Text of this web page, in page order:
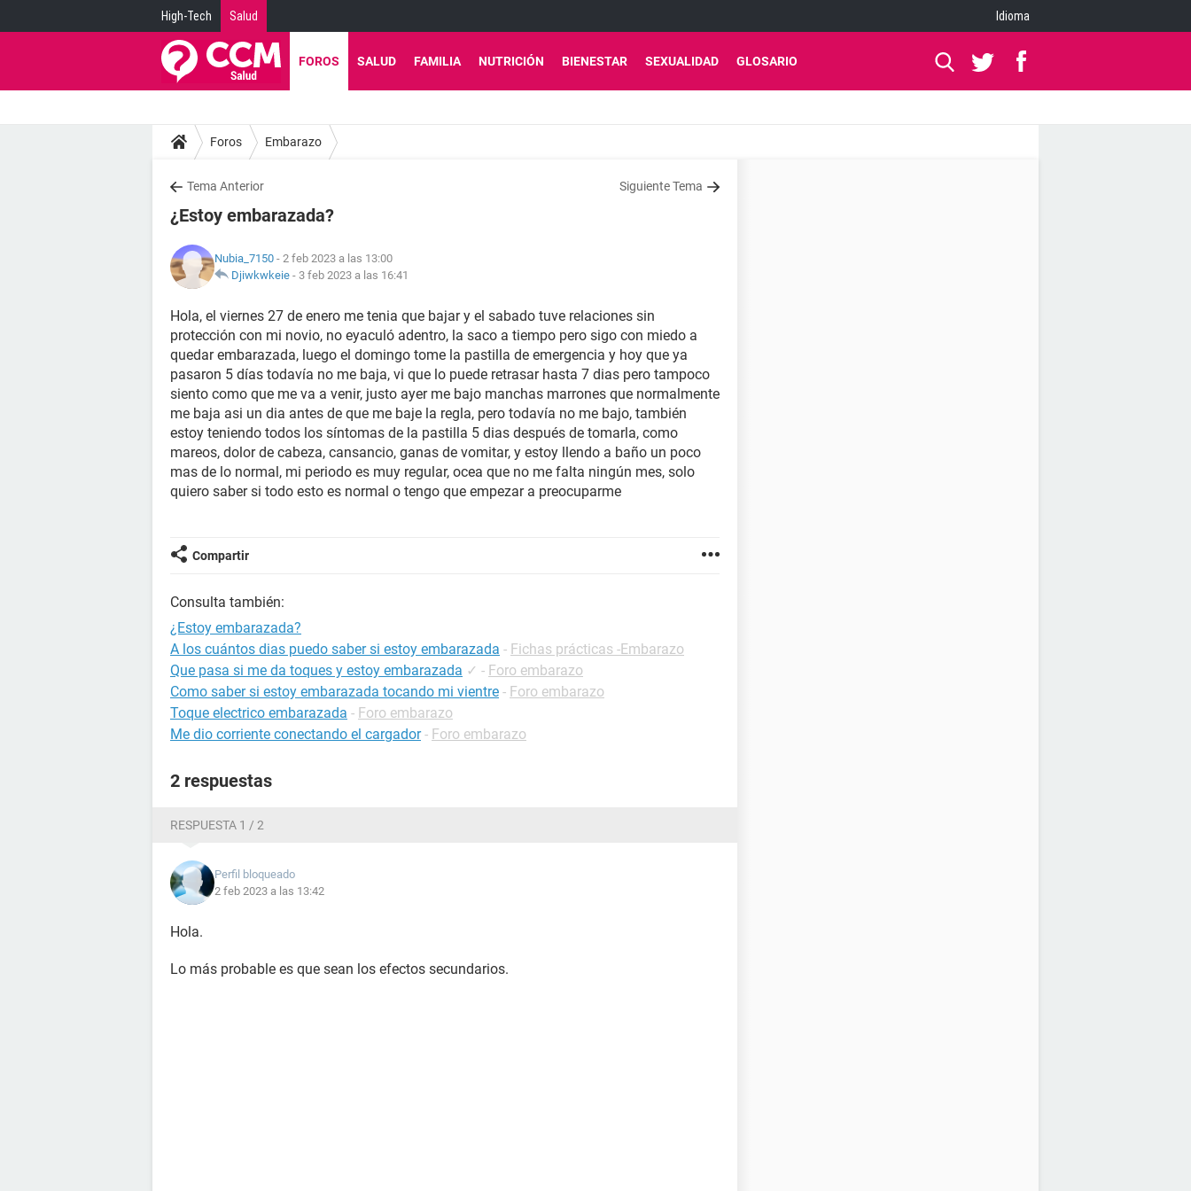
High-Tech Salud Idioma
FOROS SALUD FAMILIA NUTRICIÓN BIENESTAR SEXUALIDAD GLOSARIO
Foros Embarazo
Tema Anterior Siguiente Tema
¿Estoy embarazada?
Nubia_7150 - 2 feb 2023 a las 13:00
Djiwkwkeie - 3 feb 2023 a las 16:41
Hola, el viernes 27 de enero me tenia que bajar y el sabado tuve relaciones sin
protección con mi novio, no eyaculó adentro, la saco a tiempo pero sigo con miedo a
quedar embarazada, luego el domingo tome la pastilla de emergencia y hoy que ya
pasaron 5 días todavía no me baja, vi que lo puede retrasar hasta 7 dias pero tampoco
siento como que me va a venir, justo ayer me bajo manchas marrones que normalmente
me baja asi un dia antes de que me baje la regla, pero todavía no me bajo, también
estoy teniendo todos los síntomas de la pastilla 5 dias después de tomarla, como
mareos, dolor de cabeza, cansancio, ganas de vomitar, y estoy llendo a baño un poco
mas de lo normal, mi periodo es muy regular, ocea que no me falta ningún mes, solo
quiero saber si todo esto es normal o tengo que empezar a preocuparme
Compartir
Consulta también:
¿Estoy embarazada?
A los cuántos dias puedo saber si estoy embarazada - Fichas prácticas -Embarazo
Que pasa si me da toques y estoy embarazada ✓ - Foro embarazo
Como saber si estoy embarazada tocando mi vientre - Foro embarazo
Toque electrico embarazada - Foro embarazo
Me dio corriente conectando el cargador - Foro embarazo
2 respuestas
RESPUESTA 1 / 2
Perfil bloqueado
2 feb 2023 a las 13:42
Hola.
Lo más probable es que sean los efectos secundarios.